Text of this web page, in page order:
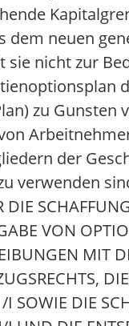
DIE
VON
MIT
SOWIE DIE